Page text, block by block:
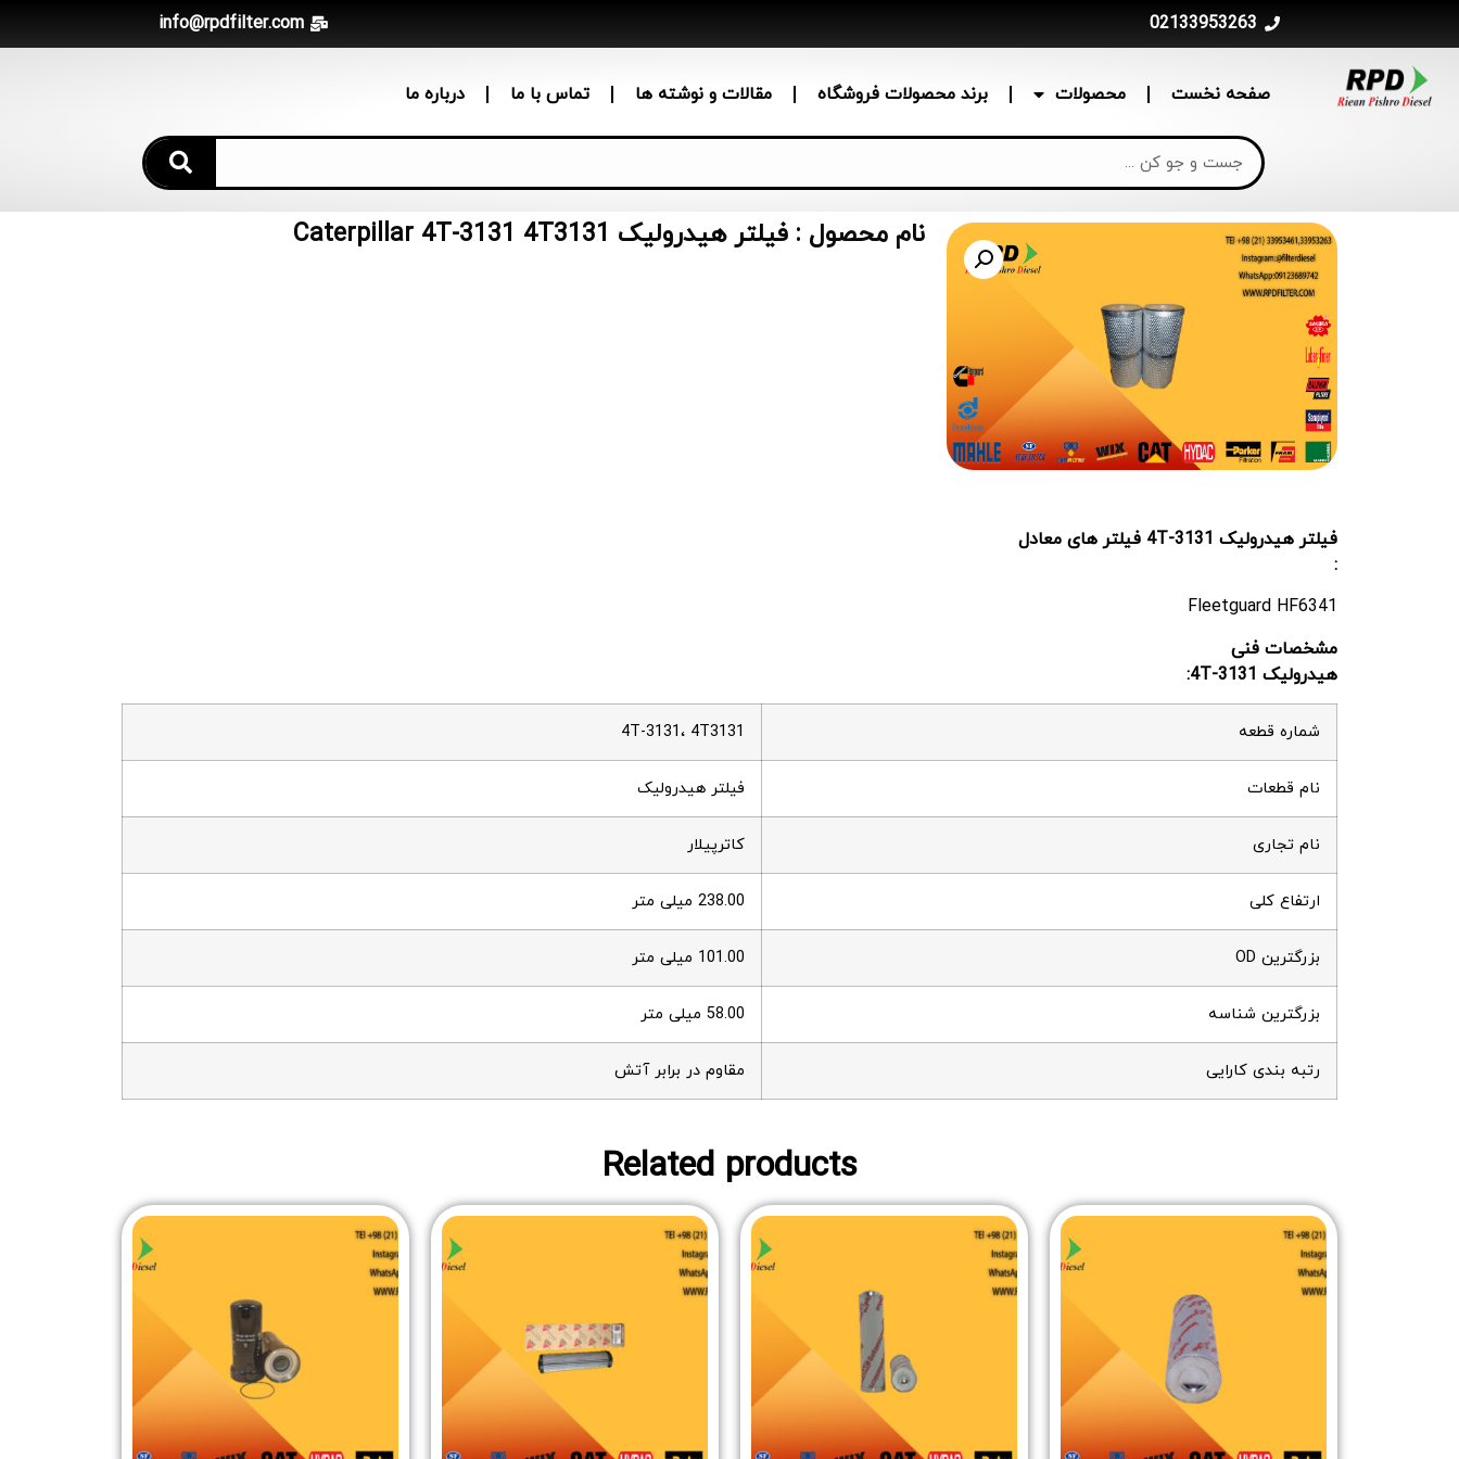
02133953263
info@rpdfilter.com
صفحه نخست محصولات برند محصولات فروشگاه مقالات و نوشته ها تماس با ما درباره ما
نام محصول : فیلتر هیدرولیک Caterpillar 4T-3131 4T3131
فیلتر هیدرولیک 4T-3131 فیلتر های معادل
:
Fleetguard HF6341
مشخصات فنی
هیدرولیک 4T-3131:
شماره قطعه 4T-3131، 4T3131
نام قطعات فیلتر هیدرولیک
نام تجاری کاترپیلار
ارتفاع کلی 238.00 میلی متر
بزرگترین OD 101.00 میلی متر
بزرگترین شناسه 58.00 میلی متر
رتبه بندی کارایی مقاوم در برابر آتش
Related products